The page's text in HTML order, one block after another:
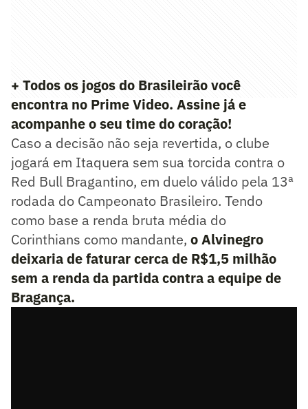
+ Todos os jogos do Brasileirão você
encontra no Prime Video. Assine já e
acompanhe o seu time do coração!
Caso a decisão não seja revertida, o clube
jogará em Itaquera sem sua torcida contra o
Red Bull Bragantino, em duelo válido pela 13ª
rodada do Campeonato Brasileiro. Tendo
como base a renda bruta média do
Corinthians como mandante, o Alvinegro
deixaria de faturar cerca de R$1,5 milhão
sem a renda da partida contra a equipe de
Bragança.